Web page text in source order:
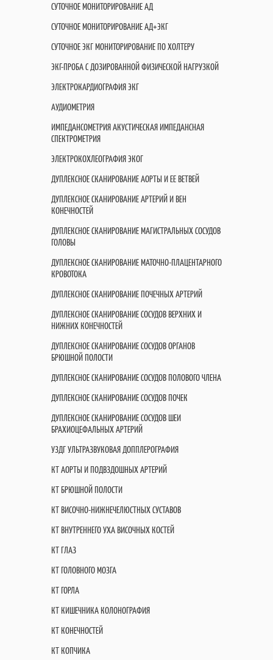
СУТОЧНОЕ МОНИТОРИРОВАНИЕ АД
СУТОЧНОЕ МОНИТОРИРОВАНИЕ АД+ЭКГ
СУТОЧНОЕ ЭКГ МОНИТОРИРОВАНИЕ ПО ХОЛТЕРУ
ЭКГ-ПРОБА С ДОЗИРОВАННОЙ ФИЗИЧЕСКОЙ НАГРУЗКОЙ
ЭЛЕКТРОКАРДИОГРАФИЯ ЭКГ
АУДИОМЕТРИЯ
ИМПЕДАНСОМЕТРИЯ АКУСТИЧЕСКАЯ ИМПЕДАНСНАЯ
СПЕКТРОМЕТРИЯ
ЭЛЕКТРОКОХЛЕОГРАФИЯ ЭКОГ
ДУПЛЕКСНОЕ СКАНИРОВАНИЕ АОРТЫ И ЕЕ ВЕТВЕЙ
ДУПЛЕКСНОЕ СКАНИРОВАНИЕ АРТЕРИЙ И ВЕН
КОНЕЧНОСТЕЙ
ДУПЛЕКСНОЕ СКАНИРОВАНИЕ МАГИСТРАЛЬНЫХ СОСУДОВ
ГОЛОВЫ
ДУПЛЕКСНОЕ СКАНИРОВАНИЕ МАТОЧНО-ПЛАЦЕНТАРНОГО
КРОВОТОКА
ДУПЛЕКСНОЕ СКАНИРОВАНИЕ ПОЧЕЧНЫХ АРТЕРИЙ
ДУПЛЕКСНОЕ СКАНИРОВАНИЕ СОСУДОВ ВЕРХНИХ И
НИЖНИХ КОНЕЧНОСТЕЙ
ДУПЛЕКСНОЕ СКАНИРОВАНИЕ СОСУДОВ ОРГАНОВ
БРЮШНОЙ ПОЛОСТИ
ДУПЛЕКСНОЕ СКАНИРОВАНИЕ СОСУДОВ ПОЛОВОГО ЧЛЕНА
ДУПЛЕКСНОЕ СКАНИРОВАНИЕ СОСУДОВ ПОЧЕК
ДУПЛЕКСНОЕ СКАНИРОВАНИЕ СОСУДОВ ШЕИ
БРАХИОЦЕФАЛЬНЫХ АРТЕРИЙ
УЗДГ УЛЬТРАЗВУКОВАЯ ДОППЛЕРОГРАФИЯ
КТ АОРТЫ И ПОДВЗДОШНЫХ АРТЕРИЙ
КТ БРЮШНОЙ ПОЛОСТИ
КТ ВИСОЧНО-НИЖНЕЧЕЛЮСТНЫХ СУСТАВОВ
КТ ВНУТРЕННЕГО УХА ВИСОЧНЫХ КОСТЕЙ
КТ ГЛАЗ
КТ ГОЛОВНОГО МОЗГА
КТ ГОРЛА
КТ КИШЕЧНИКА КОЛОНОГРАФИЯ
КТ КОНЕЧНОСТЕЙ
КТ КОПЧИКА